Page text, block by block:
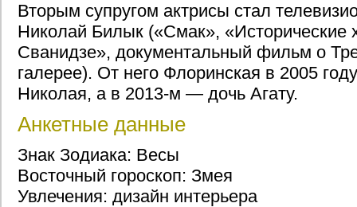
Вторым супругом актрисы стал
Николай Билык («Смак», «Исторические
Сванидзе», документальный фильм о
галерее). От него Флоринская в 2005
Николая, а в 2013-м — дочь Агату.
Анкетные данные
Знак Зодиака: Весы
Восточный гороскоп: Змея
Увлечения: дизайн интерьера